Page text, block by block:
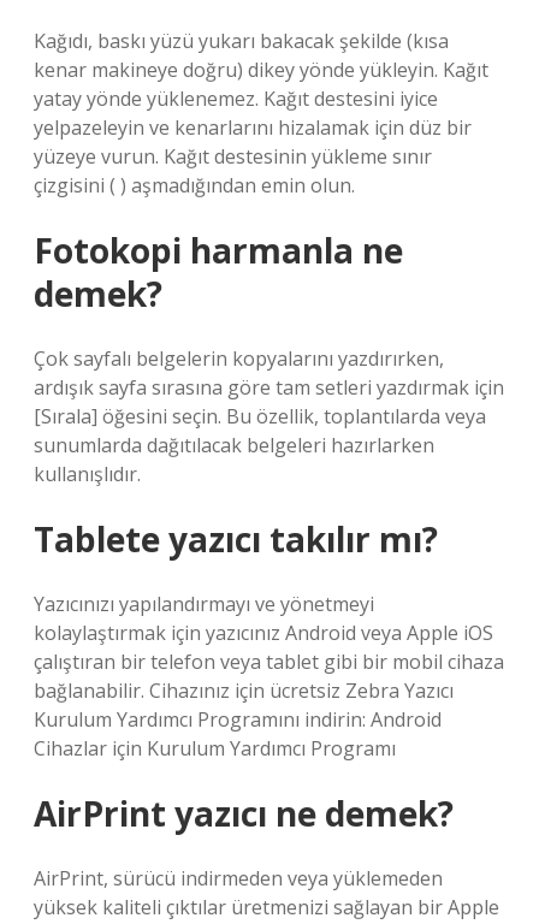
Kağıdı, baskı yüzü yukarı bakacak şekilde (kısa
kenar makineye doğru) dikey yönde yükleyin. Kağıt
yatay yönde yüklenemez. Kağıt destesini iyice
yelpazeleyin ve kenarlarını hizalamak için düz bir
yüzeye vurun. Kağıt destesinin yükleme sınır
çizgisini ( ) aşmadığından emin olun.
Fotokopi harmanla ne
demek?
Çok sayfalı belgelerin kopyalarını yazdırırken,
ardışık sayfa sırasına göre tam setleri yazdırmak için
[Sırala] öğesini seçin. Bu özellik, toplantılarda veya
sunumlarda dağıtılacak belgeleri hazırlarken
kullanışlıdır.
Tablete yazıcı takılır mı?
Yazıcınızı yapılandırmayı ve yönetmeyi
kolaylaştırmak için yazıcınız Android veya Apple iOS
çalıştıran bir telefon veya tablet gibi bir mobil cihaza
bağlanabilir. Cihazınız için ücretsiz Zebra Yazıcı
Kurulum Yardımcı Programını indirin: Android
Cihazlar için Kurulum Yardımcı Programı
AirPrint yazıcı ne demek?
AirPrint, sürücü indirmeden veya yüklemeden
yüksek kaliteli çıktılar üretmenizi sağlayan bir Apple